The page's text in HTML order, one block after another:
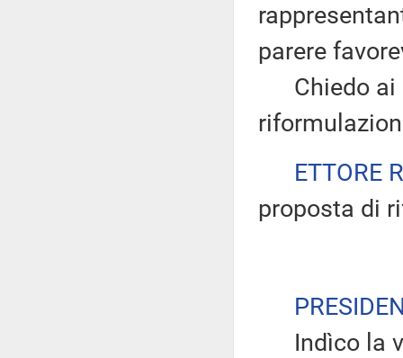
parere
Chiedo ai
ETTORE
proposta di
Indìco la